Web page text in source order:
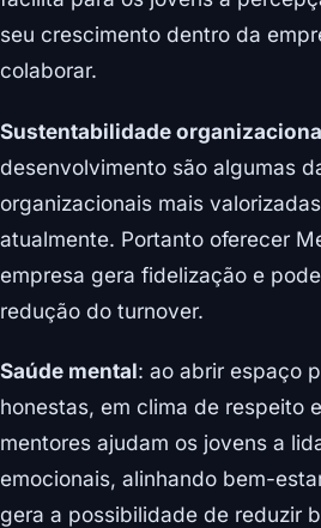
seu crescimento dentro da
colaborar.
Sustentabilidade
desenvolvimento são algumas
organizacionais mais
atualmente. Portanto oferecer
empresa gera fidelização e
redução do turnover.
Saúde mental: ao abrir espaço
honestas, em clima de respeito
mentores ajudam os jovens a
emocionais, alinhando bem-
gera a possibilidade de reduzir